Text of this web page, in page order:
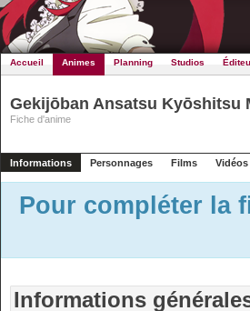
Accueil Animes Planning Studios
Gekijōban Ansatsu Kyōshitsu
Fiche d'anime
Informations Personnages Films Vidéos
Pour compléter la
Informations